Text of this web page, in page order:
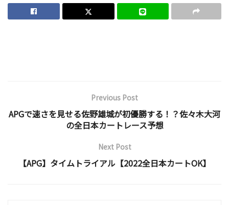
Previous Post
APGで速さを見せる佐野雄城が初優勝する！？佐々木大河
の全日本カートレース予想
Next Post
【APG】タイムトライアル【2022全日本カートOK】